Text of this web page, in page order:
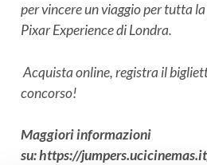
per vincere un viaggio per tutta
Pixar Experience di Londra.
Acquista online, registra il
concorso!
Maggiori informazioni
su:https://